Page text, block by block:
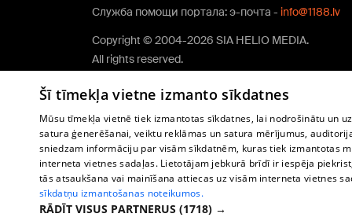
Служба помощи портала: э-почта - info@1188.lv
Copyright © 2004-2026 SIA HELIO MEDIA.
All rights reserved.
Šī tīmekļa vietne izmanto sīkdatnes
Mūsu tīmekļa vietnē tiek izmantotas sīkdatnes, lai nodrošinātu un
satura ģenerēšanai, veiktu reklāmas un satura mērījumus,
sniedzam informāciju par visām sīkdatnēm, kuras tiek izmantotas
interneta vietnes sadaļas. Lietotājam jebkurā brīdī ir iespēja
tās atsaukšana vai mainīšana attiecas uz visām interneta vietnes
sīkdatņu izmantošanas noteikumos.
RĀDĪT VISUS PARTNERUS (1718) →